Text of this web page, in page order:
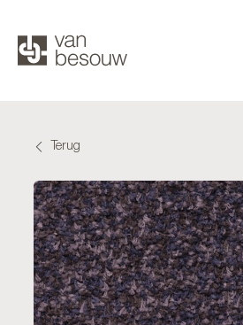
Terug